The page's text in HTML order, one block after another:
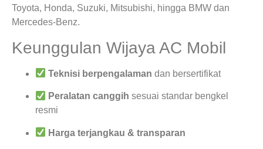
Toyota, Honda, Suzuki, Mitsubishi, hingga BMW dan
Mercedes-Benz.
Keunggulan Wijaya AC Mobil
Teknisi berpengalaman dan bersertifikat
Peralatan canggih sesuai standar bengkel
resmi
Harga terjangkau & transparan